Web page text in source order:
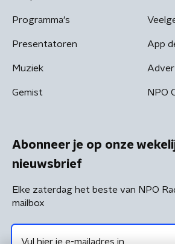
Programma's
Presentatoren
Muziek
Gemist
App
NPO
Abonneer je op onze
nieuwsbrief
Elke zaterdag het beste van NPO
mailbox